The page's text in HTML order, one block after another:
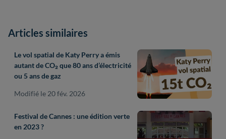
Articles similaires
Le vol spatial de Katy Perry a émis
autant de CO₂ que 80 ans d’électricité
ou 5 ans de gaz
Modifié le 20 fév. 2026
Festival de Cannes : une édition verte
en 2023 ?